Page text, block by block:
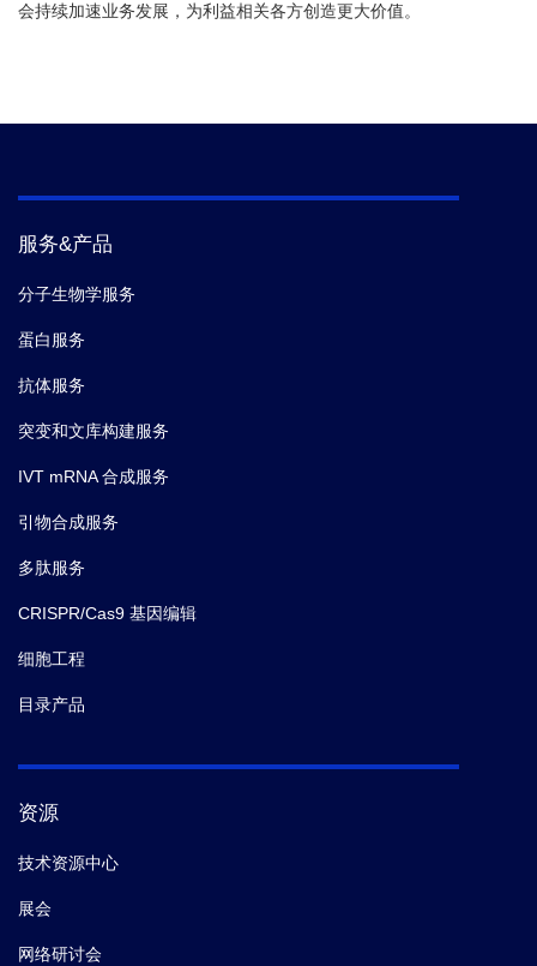
会持续加速业务发展，为利益相关各方创造更大价值。
服务&产品
分子生物学服务
蛋白服务
抗体服务
突变和文库构建服务
IVT mRNA 合成服务
引物合成服务
多肽服务
CRISPR/Cas9 基因编辑
细胞工程
目录产品
资源
技术资源中心
展会
网络研讨会